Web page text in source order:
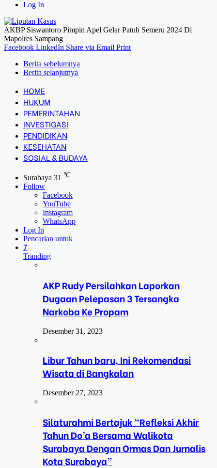
Log In
AKBP Siswantoro Pimpin Apel Gelar Patuh Semeru 2024 Di
Mapolres Sampang
Facebook LinkedIn Share via Email Print
Berita sebelumnya
Berita selanjutnya
HOME
HUKUM
PEMERINTAHAN
INVESTIGASI
PENDIDIKAN
KESEHATAN
SOSIAL & BUDAYA
Surabaya 31 ℃
Follow
Facebook
YouTube
Instagram
WhatsApp
Log In
Pencarian untuk
7
Tranding
AKP Rudy Persilahkan Laporkan
Dugaan Pelepasan 3 Tersangka
Narkoba Ke Propam
Desember 31, 2023
Libur Tahun baru, Ini Rekomendasi
Wisata di Bangkalan
Desember 27, 2023
Silaturahmi Bertajuk “Refleksi Akhir
Tahun Do’a Bersama Walikota
Surabaya Dengan Ormas Dan Jurnalis
Kota Surabaya”